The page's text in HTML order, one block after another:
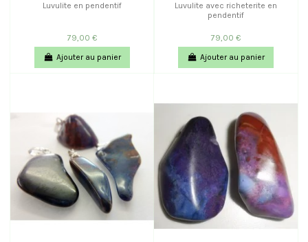
Luvulite en pendentif
79,00 €
Ajouter au panier
Luvulite avec richeterite en
pendentif
79,00 €
Ajouter au panier